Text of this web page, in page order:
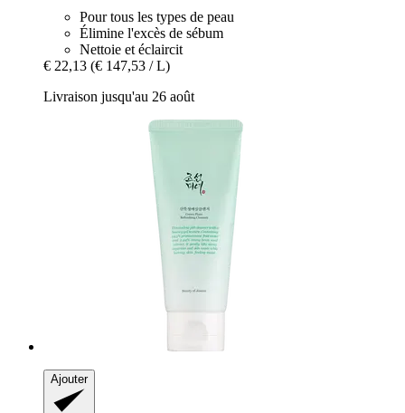
Pour tous les types de peau
Élimine l'excès de sébum
Nettoie et éclaircit
€ 22,13 (€ 147,53 / L)
Livraison jusqu'au 26 août
Ajouter